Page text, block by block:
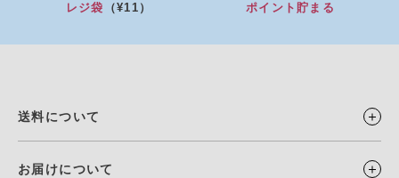
レジ袋
（¥11）
ポイント貯まる
送料について
お届けについて